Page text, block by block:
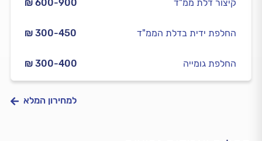
₪ 600-900 קיצור דלת ממ"ד
₪ 300-450 החלפת ידית בדלת הממ"ד
₪ 300-400 החלפת גומייה
למחירון המלא